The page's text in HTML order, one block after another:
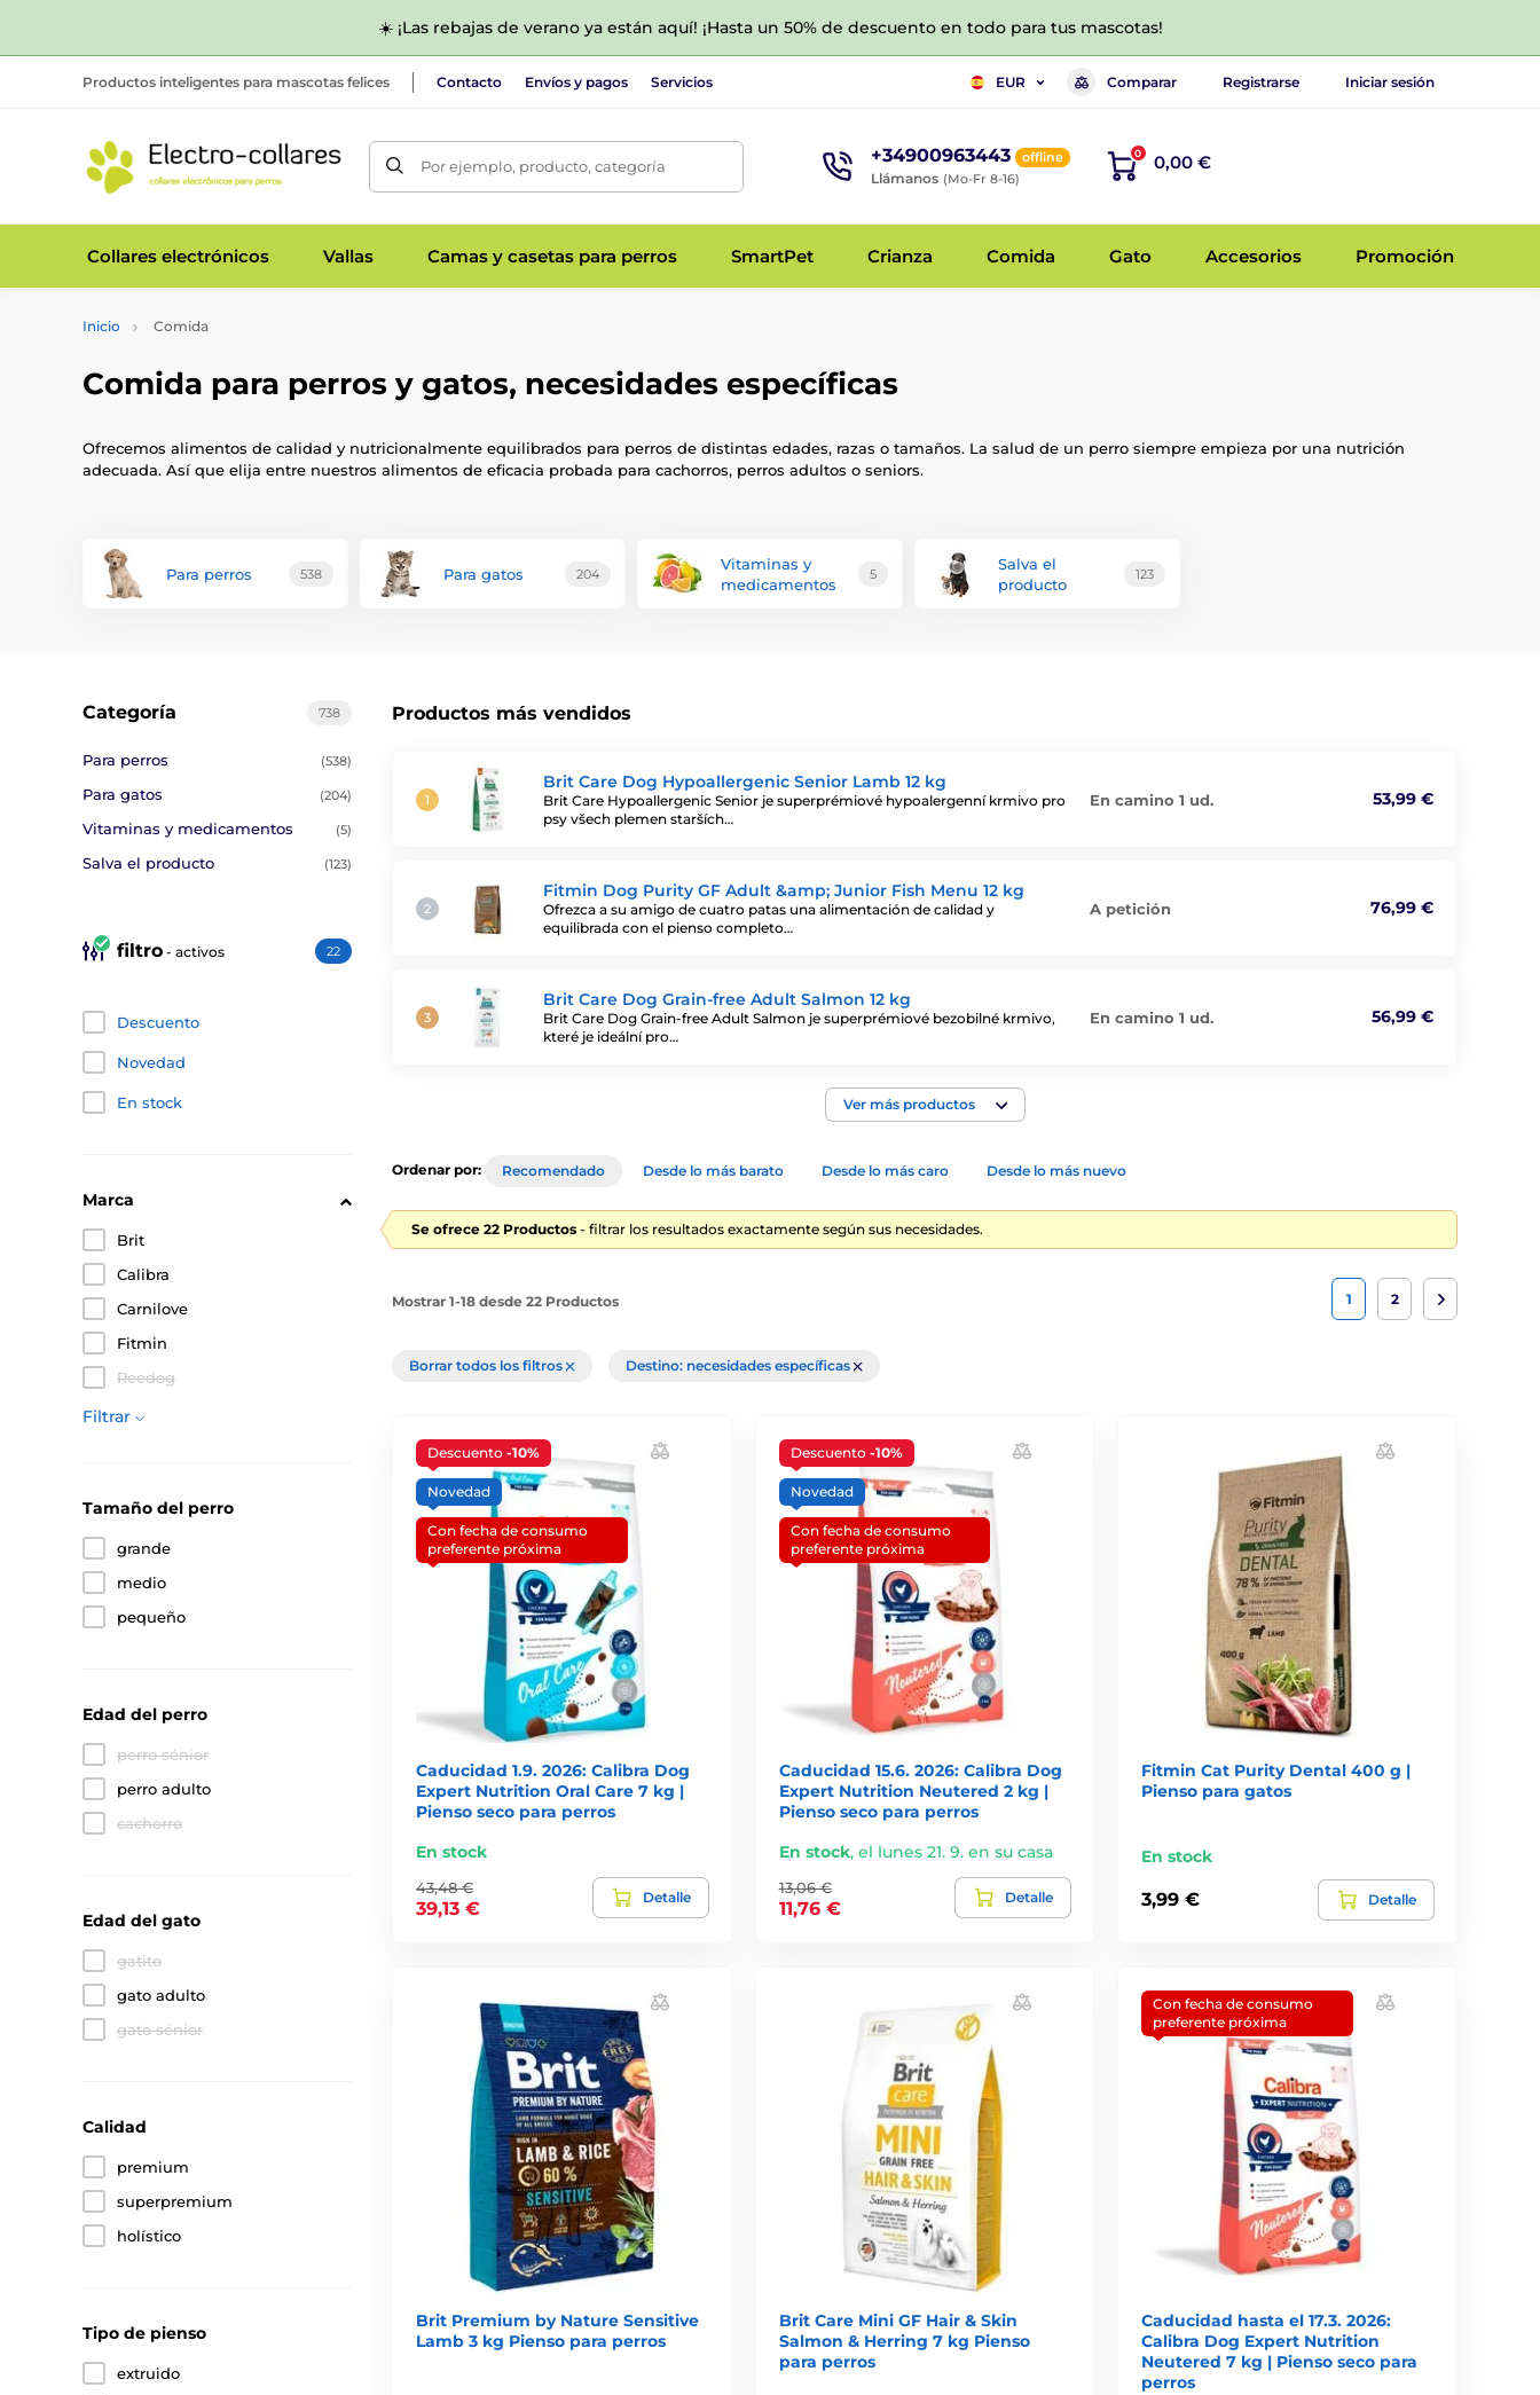
☀️ ¡Las rebajas de verano ya están aquí! ¡Hasta un 50% de descuento en todo para tus mascotas!
Productos inteligentes para mascotas felices Contacto Envíos y pagos Servicios EUR Comparar Registrarse Iniciar sesión
Por ejemplo, producto, categoría +34900963443 offline
Llámanos (Mo-Fr 8-16)
0 0,00 €
Collares electrónicos Vallas Camas y casetas para perros SmartPet Crianza Comida Gato Accesorios Promoción
Inicio Comida
Comida para perros y gatos, necesidades específicas
Ofrecemos alimentos de calidad y nutricionalmente equilibrados para perros de distintas edades, razas o tamaños. La salud de un perro siempre empieza por una nutrición
adecuada. Así que elija entre nuestros alimentos de eficacia probada para cachorros, perros adultos o seniors.
Para perros 538 Para gatos 204
Vitaminas y
medicamentos
5
Salva el
producto
123
Productos más vendidos
Brit Care Dog Hypoallergenic Senior Lamb 12 kg
Brit Care Hypoallergenic Senior je superprémiové hypoalergenní krmivo pro
psy všech plemen starších…
En camino 1 ud. 53,99 €
Fitmin Dog Purity GF Adult &amp; Junior Fish Menu 12 kg
Ofrezca a su amigo de cuatro patas una alimentación de calidad y
equilibrada con el pienso completo…
A petición 76,99 €
Brit Care Dog Grain-free Adult Salmon 12 kg
Brit Care Dog Grain-free Adult Salmon je superprémiové bezobilné krmivo,
které je ideální pro…
En camino 1 ud. 56,99 €
Ver más productos
738
Categoría
Para perros (538)
Para gatos (204)
Vitaminas y medicamentos (5)
Salva el producto (123)
filtro - activos 22
Descuento
Novedad
En stock
Marca
Brit
Calibra
Carnilove
Fitmin
Reedog
Filtrar
Tamaño del perro
grande
medio
pequeño
Edad del perro
perro sénior
perro adulto
cachorro
Edad del gato
gatito
gato adulto
gato sénior
Calidad
premium
superpremium
holístico
Tipo de pienso
extruido
Ordenar por: Recomendado Desde lo más barato Desde lo más caro Desde lo más nuevo
Se ofrece 22 Productos - filtrar los resultados exactamente según sus necesidades.
Mostrar 1-18 desde 22 Productos 1 2
Borrar todos los filtros Destino: necesidades específicas
Descuento -10%
Novedad
Con fecha de consumo
preferente próxima
Caducidad 1.9. 2026: Calibra Dog
Expert Nutrition Oral Care 7 kg |
Pienso seco para perros
En stock
43,48 €
39,13 €
Detalle
Descuento -10%
Novedad
Con fecha de consumo
preferente próxima
Caducidad 15.6. 2026: Calibra Dog
Expert Nutrition Neutered 2 kg |
Pienso seco para perros
En stock, el lunes 21. 9. en su casa
13,06 €
11,76 €
Detalle
Fitmin Cat Purity Dental 400 g |
Pienso para gatos
En stock
3,99 € Detalle
Brit Premium by Nature Sensitive
Lamb 3 kg Pienso para perros
Brit Care Mini GF Hair & Skin
Salmon & Herring 7 kg Pienso
para perros
Con fecha de consumo
preferente próxima
Caducidad hasta el 17.3. 2026:
Calibra Dog Expert Nutrition
Neutered 7 kg | Pienso seco para
perros